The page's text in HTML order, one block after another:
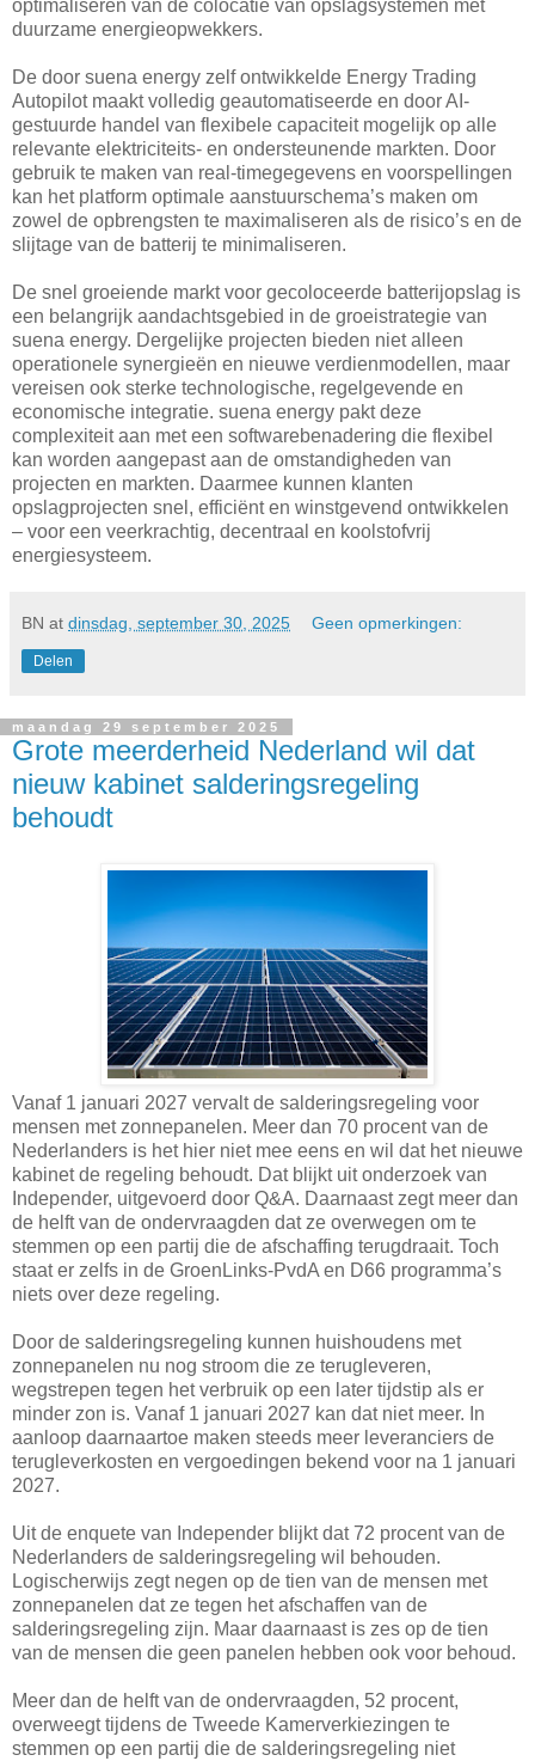
optimaliseren van de colocatie van opslagsystemen met
duurzame energieopwekkers.
De door suena energy zelf ontwikkelde Energy Trading
Autopilot maakt volledig geautomatiseerde en door AI-
gestuurde handel van flexibele capaciteit mogelijk op alle
relevante elektriciteits- en ondersteunende markten. Door
gebruik te maken van real-timegegevens en voorspellingen
kan het platform optimale aanstuurschema’s maken om
zowel de opbrengsten te maximaliseren als de risico’s en de
slijtage van de batterij te minimaliseren.
De snel groeiende markt voor gecoloceerde batterijopslag is
een belangrijk aandachtsgebied in de groeistrategie van
suena energy. Dergelijke projecten bieden niet alleen
operationele synergieën en nieuwe verdienmodellen, maar
vereisen ook sterke technologische, regelgevende en
economische integratie. suena energy pakt deze
complexiteit aan met een softwarebenadering die flexibel
kan worden aangepast aan de omstandigheden van
projecten en markten. Daarmee kunnen klanten
opslagprojecten snel, efficiënt en winstgevend ontwikkelen
– voor een veerkrachtig, decentraal en koolstofvrij
energiesysteem.
BN at dinsdag, september 30, 2025 Geen opmerkingen:
Delen
maandag 29 september 2025
Grote meerderheid Nederland wil dat
nieuw kabinet salderingsregeling
behoudt
Vanaf 1 januari 2027 vervalt de salderingsregeling voor
mensen met zonnepanelen. Meer dan 70 procent van de
Nederlanders is het hier niet mee eens en wil dat het nieuwe
kabinet de regeling behoudt. Dat blijkt uit onderzoek van
Independer, uitgevoerd door Q&A. Daarnaast zegt meer dan
de helft van de ondervraagden dat ze overwegen om te
stemmen op een partij die de afschaffing terugdraait. Toch
staat er zelfs in de GroenLinks-PvdA en D66 programma’s
niets over deze regeling.
Door de salderingsregeling kunnen huishoudens met
zonnepanelen nu nog stroom die ze terugleveren,
wegstrepen tegen het verbruik op een later tijdstip als er
minder zon is. Vanaf 1 januari 2027 kan dat niet meer. In
aanloop daarnaartoe maken steeds meer leveranciers de
terugleverkosten en vergoedingen bekend voor na 1 januari
2027.
Uit de enquete van Independer blijkt dat 72 procent van de
Nederlanders de salderingsregeling wil behouden.
Logischerwijs zegt negen op de tien van de mensen met
zonnepanelen dat ze tegen het afschaffen van de
salderingsregeling zijn. Maar daarnaast is zes op de tien
van de mensen die geen panelen hebben ook voor behoud.
Meer dan de helft van de ondervraagden, 52 procent,
overweegt tijdens de Tweede Kamerverkiezingen te
stemmen op een partij die de salderingsregeling niet